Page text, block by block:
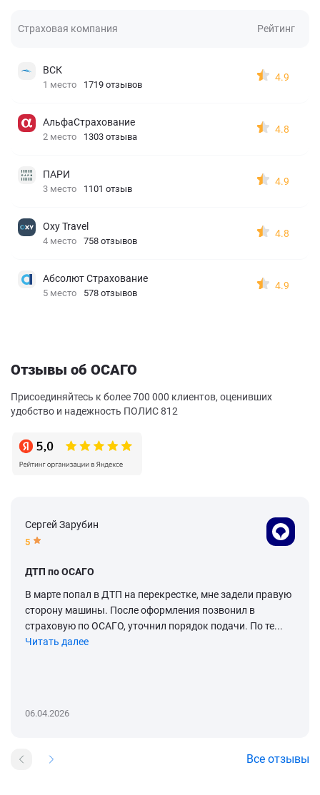
Страховая компания Рейтинг
ВСК
1 место 1719 отзывов
4.9
АльфаСтрахование
2 место 1303 отзыва
4.8
ПАРИ
3 место 1101 отзыв
4.9
Oxy Travel
4 место 758 отзывов
4.8
Абсолют Страхование
5 место 578 отзывов
4.9
Отзывы об ОСАГО
Присоединяйтесь к более 700 000 клиентов, оценивших
удобство и надежность ПОЛИС 812
Сергей Зарубин
5
ДТП по ОСАГО
В марте попал в ДТП на перекрестке, мне задели правую
сторону машины. После оформления позвонил в
страховую по ОСАГО, уточнил порядок подачи. По те...
Читать далее
06.04.2026
Все отзывы